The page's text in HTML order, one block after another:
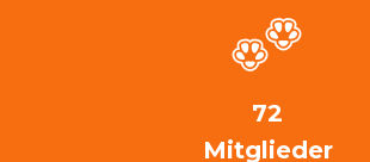
72
Mitglieder